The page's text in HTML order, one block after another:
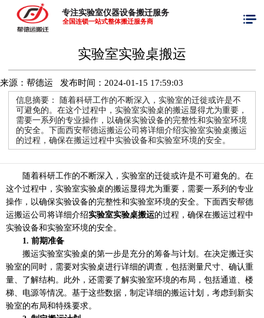
专注实验室仪器设备搬迁服务
全国连锁一站式整体搬迁服务商
实验室实验桌搬运
来源：帮德运 发布时间： 2024-01-15 17:59:03
信息摘要： 随着科研工作的不断深入，实验室的迁徙或许是不
可避免的。在这个过程中，实验室实验桌的搬运显得尤为重要，
需要一系列的专业操作，以确保实验设备的完整性和实验室环境
的安全。下面西安帮德运搬运公司将详细介绍实验室实验桌搬运
的过程，确保在搬运过程中实验设备和实验室环境的安全。
随着科研工作的不断深入，实验室的迁徙或许是不可避免的。在
这个过程中，实验室实验桌的搬运显得尤为重要，需要一系列的专业
操作，以确保实验设备的完整性和实验室环境的安全。下面西安帮德
运搬运公司将详细介绍实验室实验桌搬运的过程，确保在搬运过程中
实验设备和实验室环境的安全。
1. 前期准备
搬运实验室实验桌的第一步是充分的筹备与计划。在决定搬迁实
验室的同时，需要对实验桌进行详细的调查，包括测量尺寸、确认重
量、了解结构。此外，还需要了解实验室环境的布局，包括通道、楼
梯、电源等情况。基于这些数据，制定详细的搬运计划，考虑到新实
验室的布局和特殊要求。